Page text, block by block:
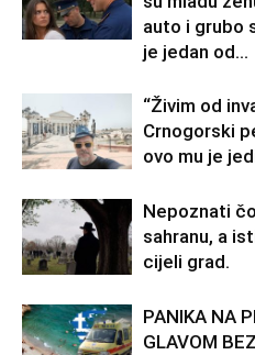
auto i grubo
je jedan od...
“Živim od
Crnogorski
ovo mu je
Nepoznati
sahranu, a
cijeli grad.
PANIKA NA
GLAVOM